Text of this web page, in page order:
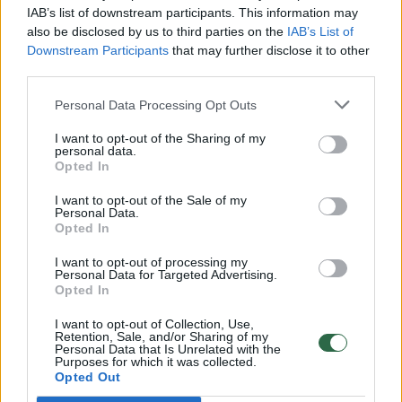
IAB’s list of downstream participants. This information may
also be disclosed by us to third parties on the IAB’s List of
Downstream Participants that may further disclose it to other
Personal Data Processing Opt Outs
I want to opt-out of the Sharing of my
personal data.
Opted In
I want to opt-out of the Sale of my
Personal Data.
Opted In
I want to opt-out of processing my
Personal Data for Targeted Advertising.
Opted In
I want to opt-out of Collection, Use,
Retention, Sale, and/or Sharing of my
Personal Data that Is Unrelated with the
Purposes for which it was collected.
Opted Out
00:00:30
Vaizdai iš tragiškos avarijos Vilniaus r.: dviejų moterų ir
vaiko gyvybių išgelbėti nepavyko
32 laipsnių šilumos
Žinios
Nufilmavo, kaip patvino Vilniaus Vakarinis aplinkkelis:
vaizdas pribloškia
Žinios | Lietuvos diena
00:00:55
Avarija Vilniuje: į stotelę įsirėžęs automobilis sužalojo
dvi moteris